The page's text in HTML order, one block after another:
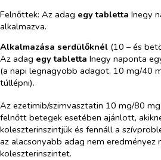
Felnőttek: Az adag egy tabletta Inegy
alkalmazva.
Alkalmazása serdülőknél (10 – és
Az adag egy tabletta Inegy naponta
(a napi legnagyobb adagot, 10 mg/40
túllépni).
Az ezetimib/szimvasztatin 10 mg/80
felnőtt betegek esetében ajánlott,
koleszterinszintjük és fennáll a
az alacsonyabb adag nem eredményez
koleszterinszintet.